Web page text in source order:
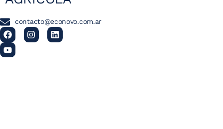
contacto@econovo.com.ar